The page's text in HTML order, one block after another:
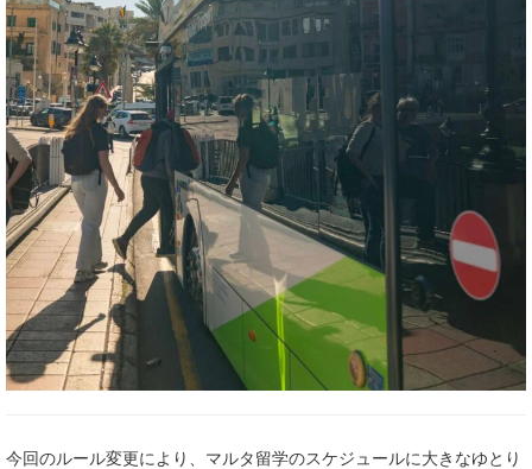
今回のルール変更により、マルタ留学のスケジュールに大きなゆとり